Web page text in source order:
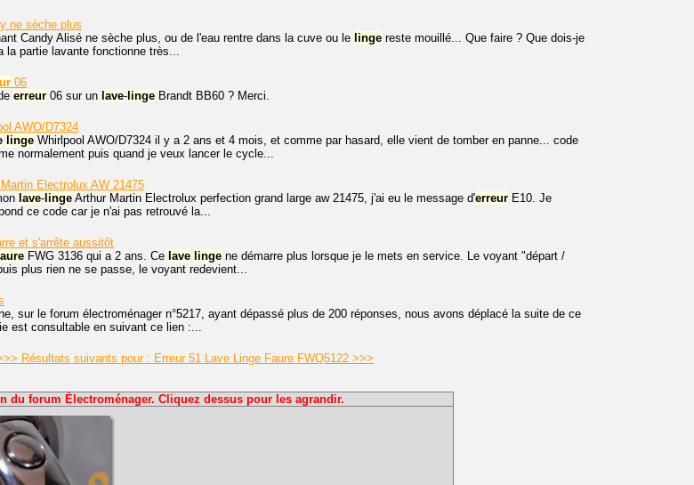
ne sèche plus
Candy Alisé ne sèche plus, ou de l'eau rentre dans la cuve ou le linge reste mouillé... Que faire ? Que dois-je
la partie lavante fonctionne très...
06
erreur 06 sur un lave- linge Brandt BB60 ? Merci.
AWO/D7324
linge Whirlpool AWO/D7324 il y a 2 ans et 4 mois, et comme par hasard, elle vient de tomber en panne... code
normalement puis quand je veux lancer le cycle...
Electrolux AW 21475
lave- linge Arthur Martin Electrolux perfection grand large aw 21475, j'ai eu le message d'erreur E10. Je
ce code car je n'ai pas retrouvé la...
et s'arrête aussitôt
FWG 3136 qui a 2 ans. Ce lave linge ne démarre plus lorsque je le mets en service. Le voyant "départ /
plus rien ne se passe, le voyant redevient...
sur le forum électroménager n°5217, ayant dépassé plus de 200 réponses, nous avons déplacé la suite de ce
est consultable en suivant ce lien :...
Résultats suivants pour : Erreur 51 Lave Linge Faure FWQ5122 >>>
du forum Électroménager. Cliquez dessus pour les agrandir.